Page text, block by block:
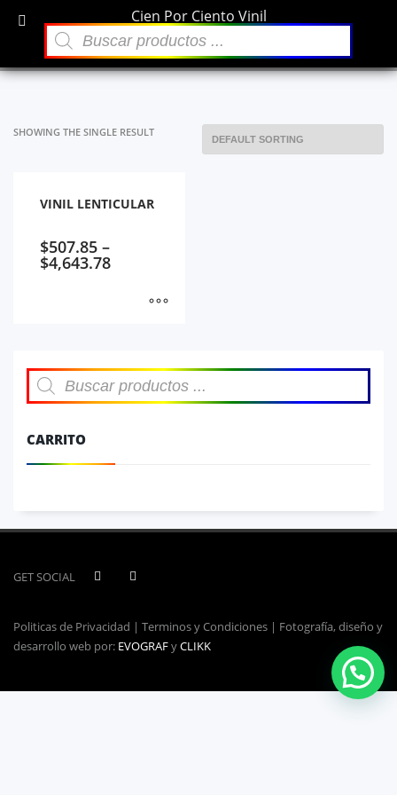
Archivos
Categorías
Material para Viniles
SHOWING THE SINGLE RESULT
VINIL LENTICULAR
$507.85 –
$4,643.78
Búsqueda
de
productos
CARRITO
GET SOCIAL
Politicas de Privacidad | Terminos y Condiciones | Fotografía, diseño y
desarrollo web por: EVOGRAFyCLIKK
Cien Por Ciento Vinil
Búsqueda
de
productos